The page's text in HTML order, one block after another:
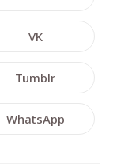
VK
Tumblr
WhatsApp